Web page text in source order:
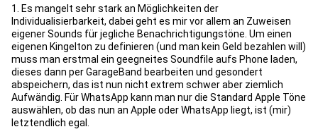
1. Es mangelt sehr stark an Möglichkeiten der
Individualisierbarkeit, dabei geht es mir vor allem an Zuweisen
eigener Sounds für jegliche Benachrichtigungstöne. Um einen
eigenen Kingelton zu definieren (und man kein Geld bezahlen will)
muss man erstmal ein geegneites Soundfile aufs Phone laden,
dieses dann per GarageBand bearbeiten und gesondert
abspeichern, das ist nun nicht extrem schwer aber ziemlich
Aufwändig. Für WhatsApp kann man nur die Standard Apple Töne
auswählen, ob das nun an Apple oder WhatsApp liegt, ist (mir)
letztendlich egal.